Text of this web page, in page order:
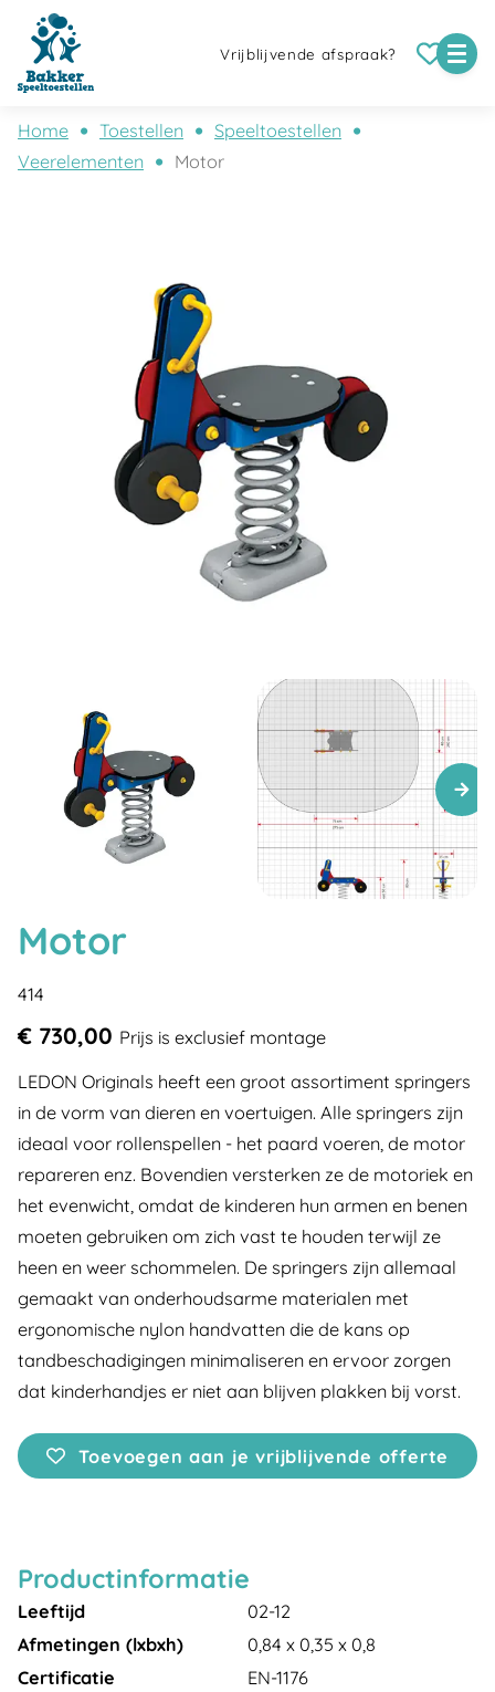
Vrijblijvende afspraak?
Home Toestellen
Speeltoestellen
Veerelementen
Motor
Motor
414
€ 730,00 Prijs is exclusief montage
LEDON Originals heeft een groot assortiment springers
in de vorm van dieren en voertuigen. Alle springers zijn
ideaal voor rollenspellen - het paard voeren, de motor
repareren enz. Bovendien versterken ze de motoriek en
het evenwicht, omdat de kinderen hun armen en benen
moeten gebruiken om zich vast te houden terwijl ze
heen en weer schommelen. De springers zijn allemaal
gemaakt van onderhoudsarme materialen met
ergonomische nylon handvatten die de kans op
tandbeschadigingen minimaliseren en ervoor zorgen
dat kinderhandjes er niet aan blijven plakken bij vorst.
Toevoegen aan je vrijblijvende offerte
Productinformatie
Leeftijd
02-12
Afmetingen (lxbxh)
0,84 x 0,35 x 0,8
Certificatie
EN-1176